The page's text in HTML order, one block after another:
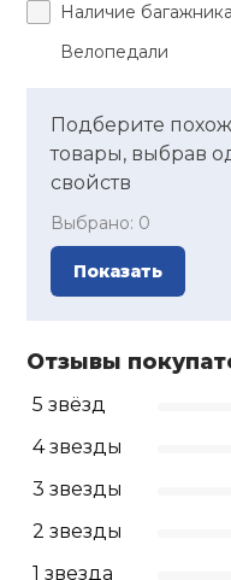
Наличие багажника
Велопедали
Подберите
товары, выбрав
свойств
Выбрано: 0
Показать
Отзывы
5 звёзд
4 звезды
3 звезды
2 звезды
1 звезда